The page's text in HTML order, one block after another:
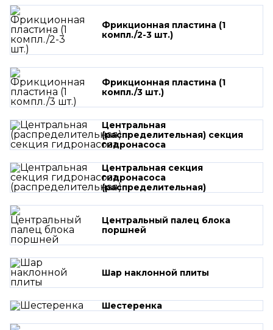
Фрикционная пластина (1
компл./2-3 шт.)
Фрикционная пластина (1
компл./3 шт.)
Центральная
(распределительная) секция
гидронасоса
Центральная секция
гидронасоса
(распределительная)
Центральный палец блока
поршней
Шар наклонной плиты
Шестеренка